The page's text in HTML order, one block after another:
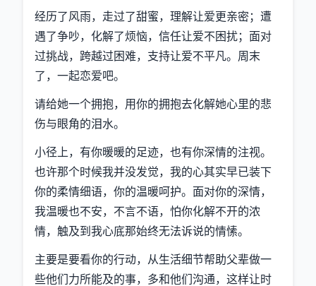
经历了风雨，走过了甜蜜，理解让爱更亲密；遭
遇了争吵，化解了烦恼，信任让爱不困扰；面对
过挑战，跨越过困难，支持让爱不平凡。周末
了，一起恋爱吧。
请给她一个拥抱，用你的拥抱去化解她心里的悲
伤与眼角的泪水。
小径上，有你暖暖的足迹，也有你深情的注视。
也许那个时候我并没发觉，我的心其实早已装下
你的柔情细语，你的温暖呵护。面对你的深情，
我温暖也不安，不言不语，怕你化解不开的浓
情，触及到我心底那始终无法诉说的情愫。
主要是要看你的行动，从生活细节帮助父辈做一
些他们力所能及的事，多和他们沟通，这样让时